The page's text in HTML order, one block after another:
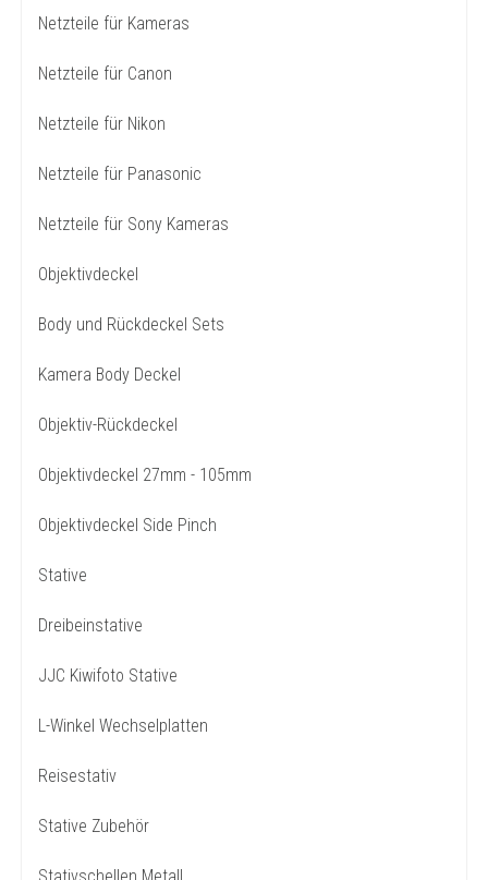
Netzteile für Kameras
Netzteile für Canon
Netzteile für Nikon
Netzteile für Panasonic
Netzteile für Sony Kameras
Objektivdeckel
Body und Rückdeckel Sets
Kamera Body Deckel
Objektiv-Rückdeckel
Objektivdeckel 27mm - 105mm
Objektivdeckel Side Pinch
Stative
Dreibeinstative
JJC Kiwifoto Stative
L-Winkel Wechselplatten
Reisestativ
Stative Zubehör